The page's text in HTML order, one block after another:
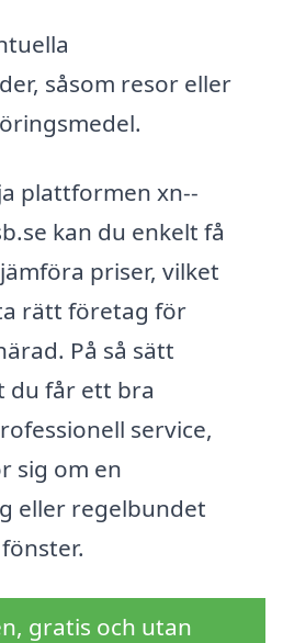
såsom resor eller
plattformen xn--
kan du enkelt få
priser, vilket
rätt företag för
På så sätt
du får ett bra
service,
sig om en
eller regelbundet
gratis och utan